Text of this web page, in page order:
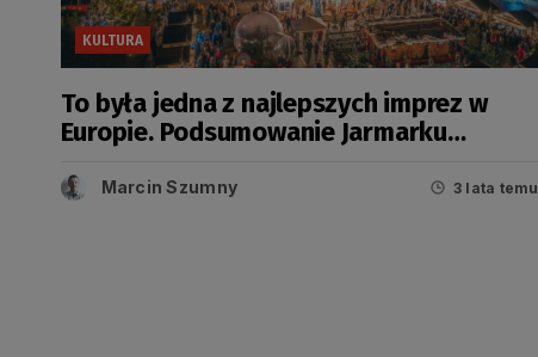
KULTURA
To była jedna z najlepszych imprez w
Europie. Podsumowanie Jarmarku
Marcin Szumny 3 lata temu